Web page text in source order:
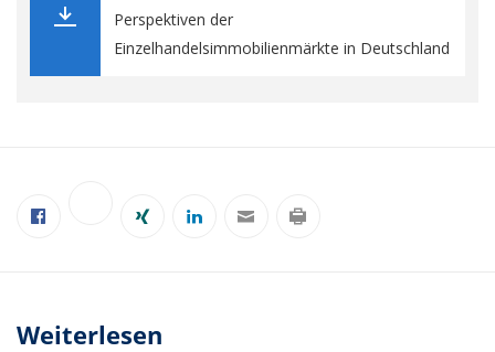
Perspektiven der
Einzelhandelsimmobilienmärkte in Deutschland
Weiterlesen